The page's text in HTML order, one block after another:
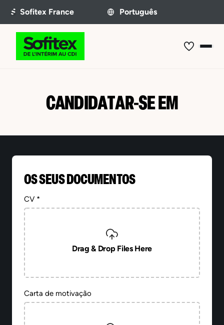
CANDIDATAR-SE EM
OS SEUS DOCUMENTOS
CV *
Drag & Drop Files Here
Carta de motivação